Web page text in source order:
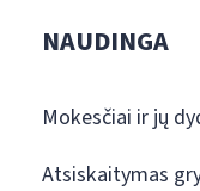
NAUDINGA
Mokesčiai ir jų
Atsiskaitymas